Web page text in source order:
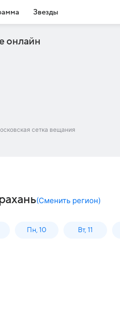
Звезды
онлайн
сетка вещания
(Сменить регион)
Пн, 10 Вт, 11